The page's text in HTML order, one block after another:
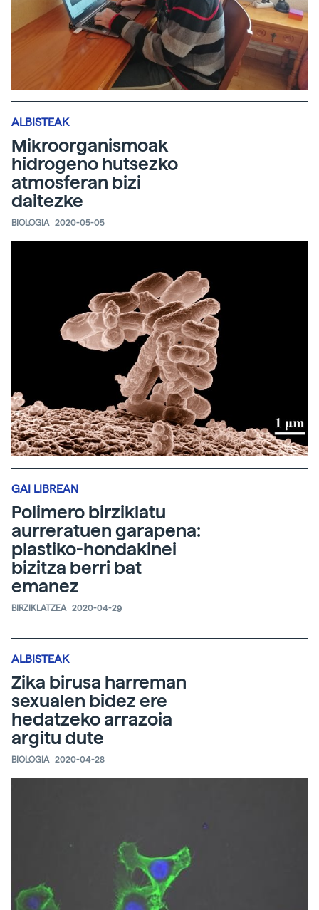
ALBISTEAK
Mikroorganismoak
hidrogeno hutsezko
atmosferan bizi
daitezke
BIOLOGIA 2020-05-05
GAI LIBREAN
Polimero birziklatu
aurreratuen garapena:
plastiko-hondakinei
bizitza berri bat
emanez
BIRZIKLATZEA 2020-04-29
ALBISTEAK
Zika birusa harreman
sexualen bidez ere
hedatzeko arrazoia
argitu dute
BIOLOGIA 2020-04-28